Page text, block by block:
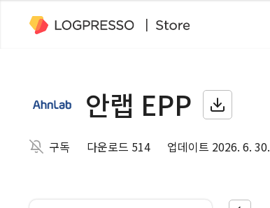
안랩 EPP
구독 다운로드 514 업데이트 2026. 6. 30.